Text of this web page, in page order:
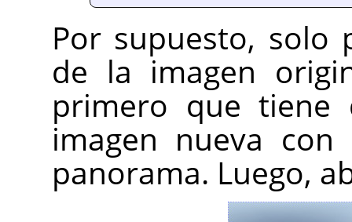
Por supuesto, solo
de la imagen
primero que tiene
imagen nueva
panorama. Luego,